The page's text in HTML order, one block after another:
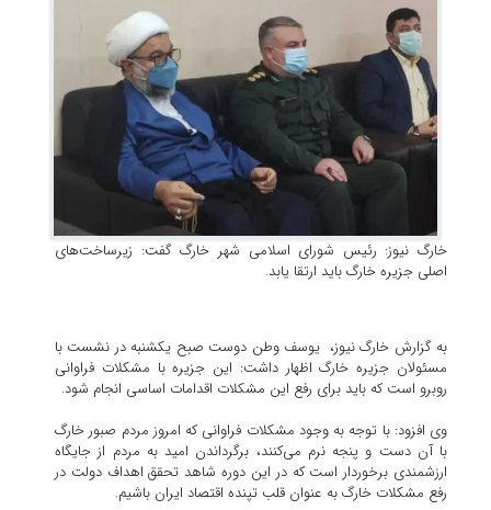
خارگ نیوز: رئیس شورای اسلامی شهر خارگ گفت: زیرساخت‌های
اصلی جزیره خارگ باید ارتقا یابد.
به گزارش خارگ نیوز، یوسف وطن دوست صبح یکشنبه در نشست با
مسئولان جزیره خارگ اظهار داشت: این جزیره با مشکلات فراوانی
روبرو است که باید برای رفع این مشکلات اقدامات اساسی انجام شود.
وی افزود: با توجه به وجود مشکلات فراوانی که امروز مردم صبور خارگ
با آن دست و پنجه نرم می‌کنند، برگرداندن امید به مردم از جایگاه
ارزشمندی برخوردار است که در این دوره شاهد تحقق اهداف دولت در
رفع مشکلات خارگ به عنوان قلب تپنده اقتصاد ایران باشیم.